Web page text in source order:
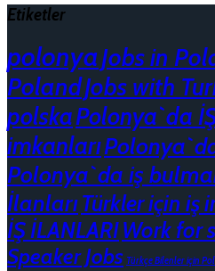
Etiketler
polonyaJobs in
PolandJobs with
polskaPolonya`da
imkanları
Polonya`da iş
İlanlarıTürkler için iş
İŞ İLANLARIWork for
Speaker Jobs Türkçe Bilenler için